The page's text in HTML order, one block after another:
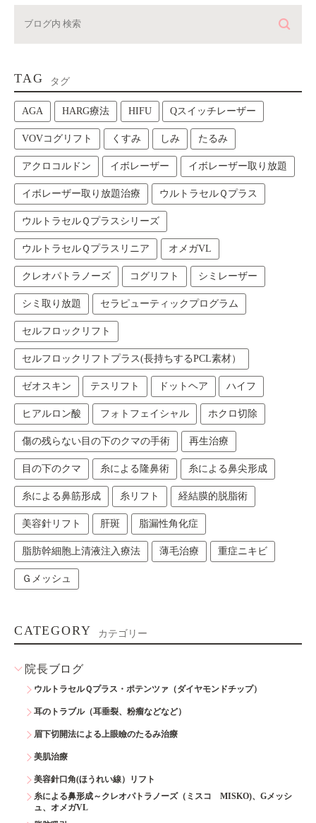
TAG タグ
AGA HARG療法 HIFU Qスイッチレーザー
VOVコグリフト くすみ しみ たるみ
アクロコルドン イボレーザー イボレーザー取り放題
イボレーザー取り放題治療 ウルトラセルＱプラス
ウルトラセルＱプラスシリーズ
ウルトラセルＱプラスリニア オメガVL
クレオパトラノーズ コグリフト シミレーザー
シミ取り放題 セラピューティックプログラム
セルフロックリフト
セルフロックリフトプラス(長持ちするPCL素材）
ゼオスキン テスリフト ドットヘア ハイフ
ヒアルロン酸 フォトフェイシャル ホクロ切除
傷の残らない目の下のクマの手術 再生治療
目の下のクマ 糸による隆鼻術 糸による鼻尖形成
糸による鼻筋形成 糸リフト 経結膜的脱脂術
美容針リフト 肝斑 脂漏性角化症
脂肪幹細胞上清液注入療法 薄毛治療 重症ニキビ
Ｇメッシュ
CATEGORY カテゴリー
院長ブログ
ウルトラセルＱプラス・ポテンツァ（ダイヤモンドチップ）
耳のトラブル（耳垂裂、粉瘤などなど）
眉下切開法による上眼瞼のたるみ治療
美肌治療
美容針口角(ほうれい線）リフト
糸による鼻形成～クレオパトラノーズ（ミスコ MISKO)、Gメッシ
ュ、オメガVL